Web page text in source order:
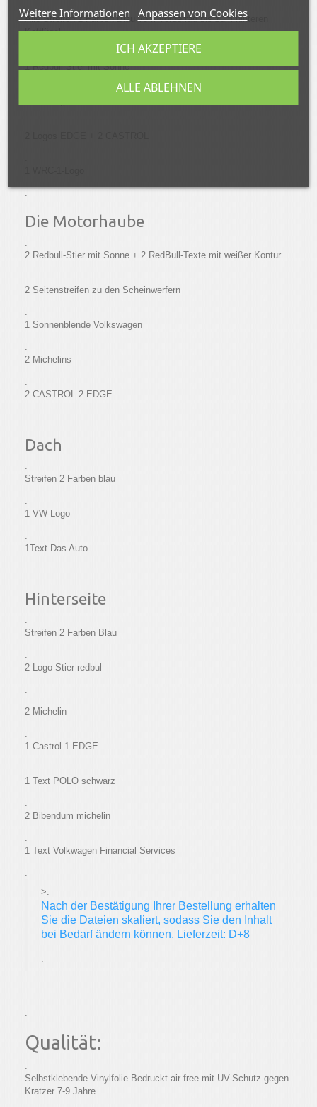
Alle Streifen 2 Farben Blau vom Vorderrad bis zum hinteren
Kotflügel
1 Redbull-Stier mit Sonne
.
Die Motorhaube
.
2 Redbull-Stier mit Sonne + 2 RedBull-Texte mit weißer Kontur
.
2 Seitenstreifen zu den Scheinwerfern
.
1 Sonnenblende Volkswagen
.
2 Michelins
.
2 CASTROL 2 EDGE
.
Dach
.
Streifen 2 Farben blau
.
1 VW-Logo
.
1Text Das Auto
.
Hinterseite
.
Streifen 2 Farben Blau
.
2 Logo Stier redbul
.
2 Michelin
.
1 Castrol 1 EDGE
.
1 Text POLO schwarz
.
2 Bibendum michelin
.
1 Text Volkwagen Financial Services
.
>.
Nach der Bestätigung Ihrer Bestellung erhalten
Sie die Dateien skaliert, sodass Sie den Inhalt
bei Bedarf ändern können. Lieferzeit: D+8
.
.
.
Qualität:
.
Selbstklebende Vinylfolie Bedruckt air free mit UV-Schutz gegen
Kratzer 7-9 Jahre
Weitere Informationen Anpassen von Cookies
ALLE ABLEHNEN
ICH AKZEPTIERE